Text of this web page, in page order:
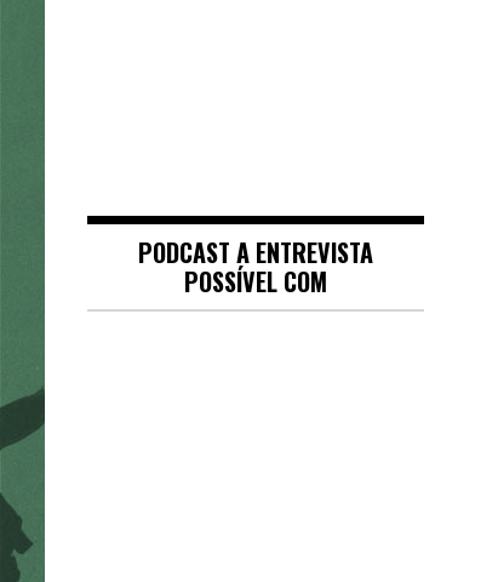
PODCAST A ENTREVISTA
POSSÍVEL COM